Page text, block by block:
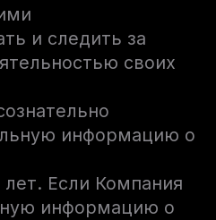
и следить за
своих
информацию о
Если Компания
информацию о